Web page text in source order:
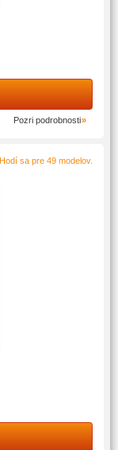
Pozri podrobnosti
Hodí sa pre 49 modelov.